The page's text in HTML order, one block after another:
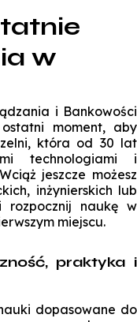
w
i Bankowości
moment, aby
która od 30 lat
technologiami i
jeszcze możesz
inżynierskich lub
rozpocznij naukę w
miejscu.
praktyka i
dopasowane do